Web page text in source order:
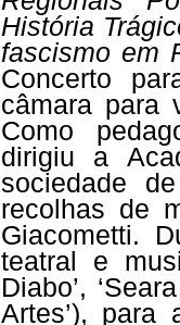
História
fascismo em
Concerto
câmara para
Como
dirigiu a
sociedade
recolhas de
Giacometti.
teatral e
Diabo’,
Artes’),